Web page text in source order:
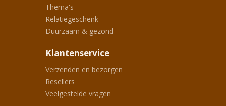
Thema's
Relatiegeschenk
Duurzaam & gezond
Klantenservice
Verzenden en bezorgen
Resellers
Veelgestelde vragen